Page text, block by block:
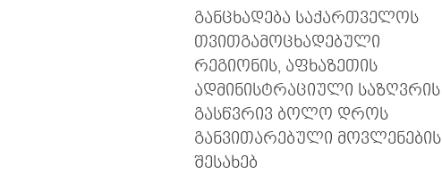
ᲒᲐᲜᲪᲮᲐᲓᲔᲑᲐ ᲡᲐᲥᲐᲠᲗᲕᲔᲚᲝᲡ
ᲗᲕᲘᲗᲒᲐᲛᲝᲪᲮᲐᲓᲔᲑᲣᲚᲘ
ᲠᲔᲒᲘᲝᲜᲘᲡ, ᲐᲤᲮᲐᲖᲔᲗᲘᲡ
ᲐᲓᲛᲘᲜᲘᲡᲢᲠᲐᲪᲘᲣᲚᲘ ᲡᲐᲖᲦᲕᲠᲘᲡ
ᲒᲐᲡᲬᲕᲠᲘᲕ ᲑᲝᲚᲝ ᲓᲠᲝᲡ
ᲒᲐᲜᲕᲘᲗᲐᲠᲔᲑᲣᲚᲘ ᲛᲝᲕᲚᲔᲜᲔᲑᲘᲡ
ᲨᲔᲡᲐᲮᲔᲑ